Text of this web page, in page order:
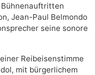
Jean-Paul Belmondo
seine sonore
Reibeisenstimme
mit bürgerlichem